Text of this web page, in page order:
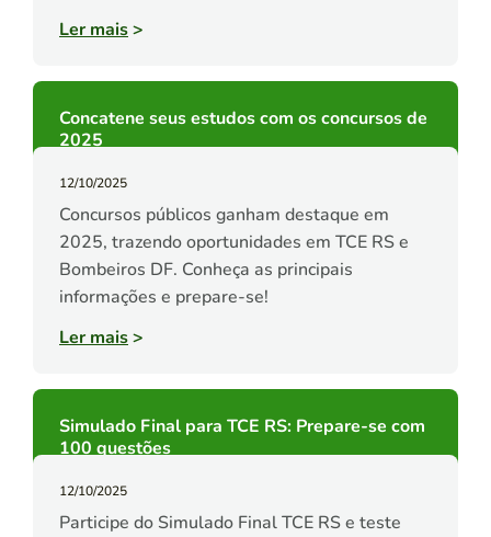
Ler mais>
Concatene seus estudos com os concursos de
2025
12/10/2025
Concursos públicos ganham destaque em
2025, trazendo oportunidades em TCE RS e
Bombeiros DF. Conheça as principais
informações e prepare-se!
Ler mais>
Simulado Final para TCE RS: Prepare-se com
100 questões
12/10/2025
Participe do Simulado Final TCE RS e teste